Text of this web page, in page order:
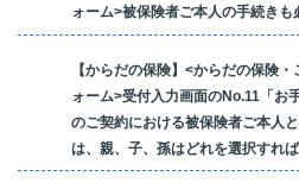
ォーム>被保険者ご本人の手続きも
【からだの保険】<からだの保険
ォーム>受付入力画面のNo.11「お
のご契約における被保険者ご本人
は、親、子、孫はどれを選択すれ